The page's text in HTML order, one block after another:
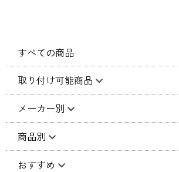
すべての商品
取り付け可能商品
メーカー別
商品別
おすすめ